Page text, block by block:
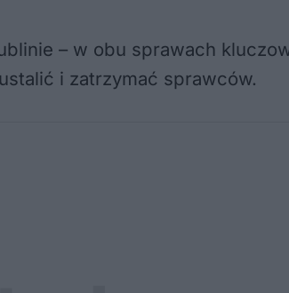
– w obu sprawach
i zatrzymać sprawców.